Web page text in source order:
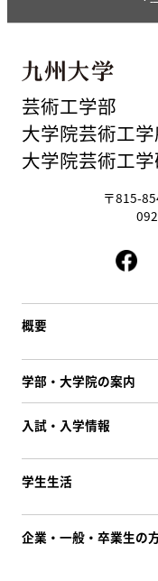
芸術工学部
大学院芸術工
大学院芸術工
〒815-
概要
学部・大学院の案内
入試・入学情報
学生生活
企業・一般・卒業生の